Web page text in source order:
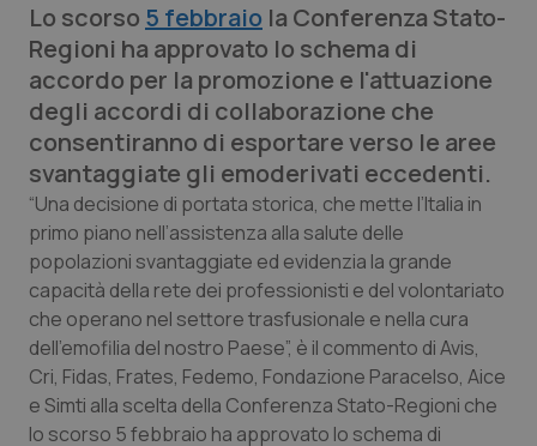
Edizioni Regionali
QS Pro
Professionisti Sanitari.AI
Abruzzo
Basilicata
Calabria
Campania
QS Pro Gold
Artrite & artrosi
Asma & BPCO
Car-T
QS Club Newsletter
Lo scorso 5 febbraio la Conferenza Stato-
Regioni ha approvato lo schema di
accordo per la promozione e l'attuazione
degli accordi di collaborazione che
consentiranno di esportare verso le aree
svantaggiate gli emoderivati eccedenti.
“Una decisione di portata storica, che mette l’Italia in
primo piano nell’assistenza alla salute delle
popolazioni svantaggiate ed evidenzia la grande
capacità della rete dei professionisti e del volontariato
che operano nel settore trasfusionale e nella cura
dell’emofilia del nostro Paese”, è il commento di Avis,
Cri, Fidas, Frates, Fedemo, Fondazione Paracelso, Aice
e Simti alla scelta della Conferenza Stato-Regioni che
lo scorso 5 febbraio ha approvato lo schema di